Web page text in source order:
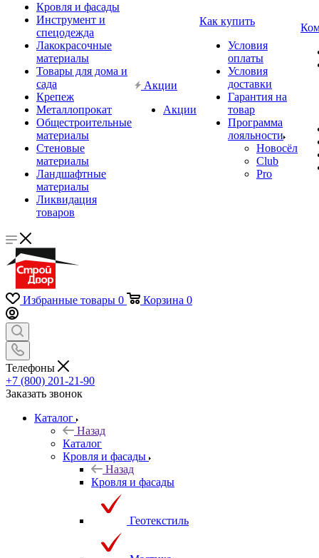
Кровля и фасады
Инструмент и
спецодежда
Лакокрасочные
материалы
Товары для дома и
сада
Крепеж
Металлопрокат
Общестроительные
материалы
Стеновые
материалы
Ландшафтные
материалы
Ликвидация
товаров
Акции
Акции
Как купить
Условия
оплаты
Условия
доставки
Гарантия на
товар
Программа
лояльности
Новосёл
Club
Pro
Избранные товары 0 Корзина 0
Телефоны
+7 (800) 201-21-90
Заказать звонок
Каталог
Назад
Каталог
Кровля и фасады
Назад
Кровля и фасады
Геотекстиль